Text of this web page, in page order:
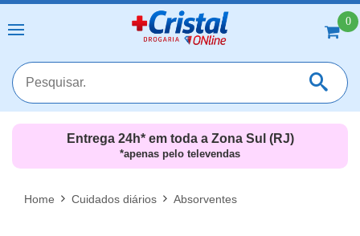
0
MAIS RESULTADOS
Entrega 24h* em toda a Zona Sul (RJ)
*apenas pelo televendas
Home Cuidados diários Absorventes